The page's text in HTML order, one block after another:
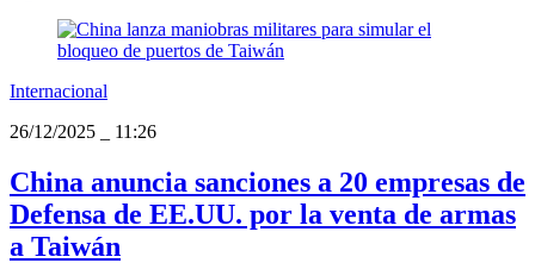
Internacional
26/12/2025
11:26
China anuncia sanciones a 20 empresas de
Defensa de EE.UU. por la venta de armas
a Taiwán